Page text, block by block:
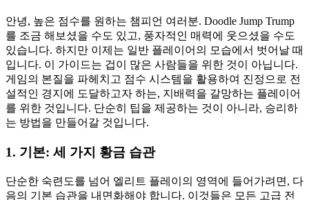
안녕, 높은 점수를 원하는 챔피언 여러분. Doodle Jump Trump
를 조금 해보셨을 수도 있고, 풍자적인 매력에 웃으셨을 수도
있습니다. 하지만 이제는 일반 플레이어의 모습에서 벗어날 때
입니다. 이 가이드는 겁이 많은 사람들을 위한 것이 아닙니다.
게임의 본질을 파헤치고 점수 시스템을 활용하여 진정으로 전
설적인 경지에 도달하고자 하는, 지배력을 갈망하는 플레이어
를 위한 것입니다. 단순히 팁을 제공하는 것이 아니라, 승리하
는 방법을 만들어갈 것입니다.
1. 기본: 세 가지 황금 습관
단순한 숙련도를 넘어 엘리트 플레이의 영역에 들어가려면, 다
음의 기본 습관을 내면화해야 합니다. 이것들은 모든 고급 전